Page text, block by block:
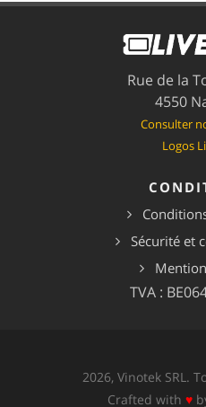
Rue de la
4550
Consulter
Logos
Sécurité et
TVA :
2026, Vinotek SRL.
Crafted with ♥